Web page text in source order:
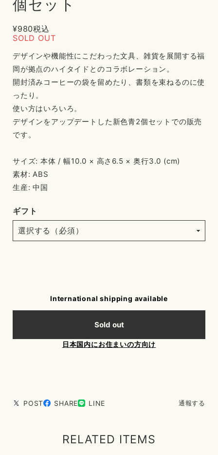
個セット
¥980税込
SOLD OUT
デザインや機能性にこだわった文具、雑貨を展開する福
岡が拠点のハイタイドとのコラボレーション。
開封済みコーヒーの袋を留めたり、書類を束ねるのに使
ったり。
使い方はいろいろ。
デザインをアップデートした新色青2個セットでの販売
です。
サイズ: 本体 / 幅10.0 × 高さ6.5 × 奥行3.0 (cm)
素材: ABS
生産: 中国
ギフト
International shipping available
Sold out
日本国内にお住まいの方向け
POST SHARE LINE 通報する
RELATED ITEMS